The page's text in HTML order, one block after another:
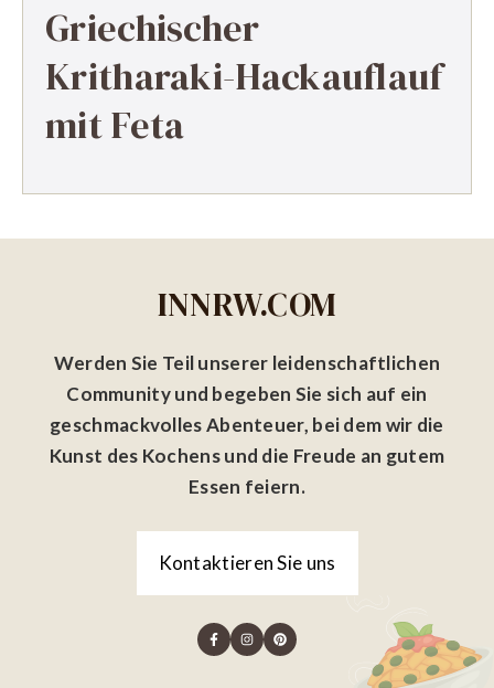
Griechischer
Kritharaki-Hackauflauf
mit Feta
INNRW.COM
Werden Sie Teil unserer leidenschaftlichen
Community und begeben Sie sich auf ein
geschmackvolles Abenteuer, bei dem wir die
Kunst des Kochens und die Freude an gutem
Essen feiern.
Kontaktieren Sie uns